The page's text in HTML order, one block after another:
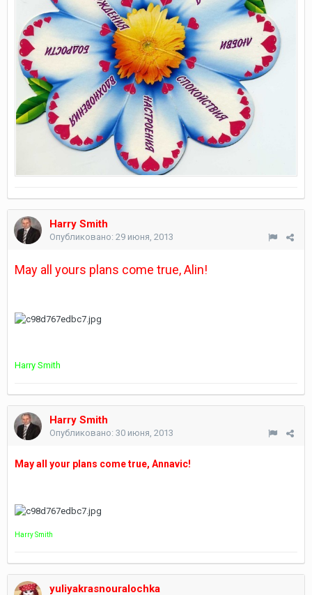
Harry Smith
Опубликовано: 29 июня, 2013
May all yours plans come true, Alin!
Harry Smith
Harry Smith
Опубликовано: 30 июня, 2013
May all your plans come true, Annavic!
Harry Smith
yuliyakrasnouralochka